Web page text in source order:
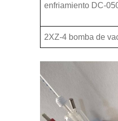
enfriamiento DC-
2XZ-4 bomba de